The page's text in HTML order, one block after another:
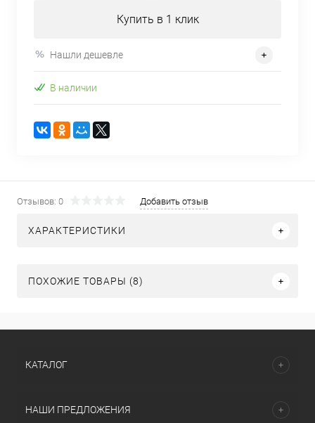
Купить в 1 клик
Нашли дешевле
В наличии
Отзывов: 0 Добавить отзыв
ХАРАКТЕРИСТИКИ
ПОХОЖИЕ ТОВАРЫ (8)
КАТАЛОГ
НАШИ ПРЕДЛОЖЕНИЯ